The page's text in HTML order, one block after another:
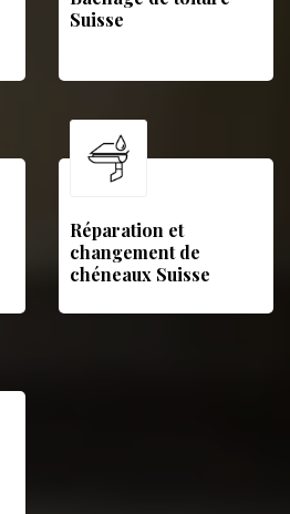
Suisse
Réparation et
changement de
chéneaux Suisse